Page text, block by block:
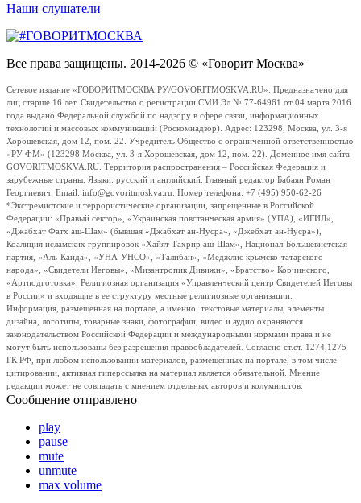
Наши слушатели
Все права защищены. 2014-2026 © «Говорит Москва»
Сетевое издание «ГОВОРИТМОСКВА.РУ/GOVORITMOSKVA.RU». Предназначено для
лиц старше 16 лет. Свидетельство о регистрации СМИ Эл № 77-64961 от 04 марта 2016
года выдано Федеральной службой по надзору в сфере связи, информационных
технологий и массовых коммуникаций (Роскомнадзор). Адрес: 123298, Москва, ул. 3-я
Хорошевская, дом 12, пом. 22. Учредитель Общество с ограниченной ответственностью
«РУ ФМ» (123298 Москва, ул. 3-я Хорошевская, дом 12, пом. 22). Доменное имя сайта
GOVORITMOSKVA.RU. Территория распространения – Российская Федерация и
зарубежные страны. Языки: русский и английский. Главный редактор Бабаян Роман
Георгиевич. Email: info@govoritmoskva.ru. Номер телефона: +7 (495) 950-62-26
*Экстремистские и террористические организации, запрещенные в Российской
Федерации: «Правый сектор», «Украинская повстанческая армия» (УПА), «ИГИЛ»,
«Джабхат Фатх аш-Шам» (бывшая «Джабхат ан-Нусра», «Джебхат ан-Нусра»),
Коалиция исламских группировок «Хайят Тахрир аш-Шам», Национал-Большевистская
партия, «Аль-Каида», «УНА-УНСО», «Талибан», «Меджлис крымско-татарского
народа», «Свидетели Иеговы», «Мизантропик Дивижн», «Братство» Корчинского,
«Артподготовка», Религиозная организация «Управленческий центр Свидетелей Иеговы
в России» и входящие в ее структуру местные религиозные организации.
Информация, размещенная на портале, а именно: текстовые материалы, элементы
дизайна, логотипы, товарные знаки, фотографии, видео и аудио охраняются
законодательством Российской Федерации и международными нормами права и не
могут быть использованы без разрешения правообладателей. Согласно ст.ст. 1274,1275
ГК РФ, при любом использовании материалов, размещенных на портале, в том числе
цитировании, активная гиперссылка на материал является обязательной. Мнение
редакции может не совпадать с мнением отдельных авторов и колумнистов.
Сообщение отправлено
play
pause
mute
unmute
max volume